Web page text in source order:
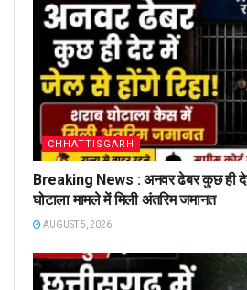
CHHATTISGARH
Breaking News : अनवर ढेबर कुछ ही
घोटाला मामले में मिली अंतरिम जमानत
AUGUST 5, 2026